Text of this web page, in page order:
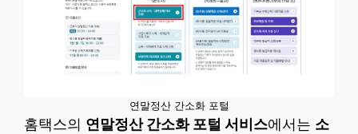
연말정산 간소화 포털
홈택스의 연말정산 간소화 포털 서비스에서는 소